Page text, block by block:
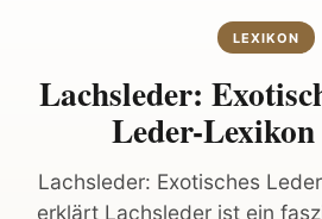
LEXIKON
Lachsleder:
Leder-
Lachsleder: Exotisches
erklärt Lachsleder ist ein